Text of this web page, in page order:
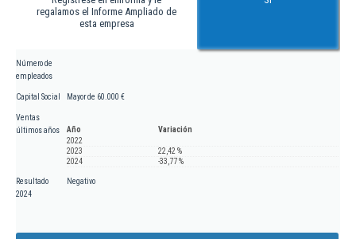
regalamos el Informe Ampliado de
esta empresa
Número de
empleados
Capital Social Mayor de 60.000 €
Ventas
últimos años
Año
Variación
2022
2023
22,42 %
2024
-33,77 %
Resultado
2024
Negativo